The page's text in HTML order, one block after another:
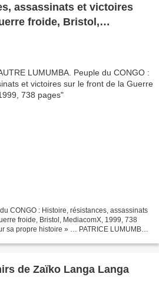
assassinats et victoires
froide, Bristol,
CONGO : Histoire, résistances, assassinats
froide, Bristol, MediacomX, 1999, 738
sa propre histoire » … PATRICE LUMUMBA
de Zaïko Langa Langa